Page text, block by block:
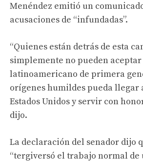
Menéndez emitió un
acusaciones de “infundadas”.
“Quienes están detrás de esta
simplemente no pueden
latinoamericano de primera
orígenes humildes pueda llegar
Estados Unidos y servir con
dijo.
La declaración del senador dijo
“tergiversó el trabajo normal de